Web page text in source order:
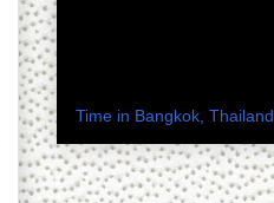
Time in Bangkok, Thailand